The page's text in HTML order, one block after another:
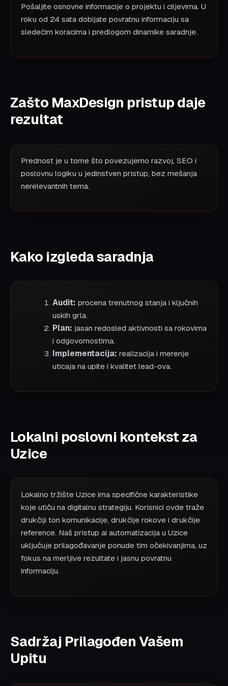
Pošaljite osnovne informacije o projektu i ciljevima. U
roku od 24 sata dobijate povratnu informaciju sa
sledećim koracima i predlogom dinamike saradnje.
Zašto MaxDesign pristup daje
rezultat
Prednost je u tome što povezujemo razvoj, SEO i
poslovnu logiku u jedinstven pristup, bez mešanja
nerelevantnih tema.
Kako izgleda saradnja
Audit: procena trenutnog stanja i ključnih
uskih grla.
Plan: jasan redosled aktivnosti sa rokovima
i odgovornostima.
Implementacija: realizacija i merenje
uticaja na upite i kvalitet lead-ova.
Lokalni poslovni kontekst za
Uzice
Lokalno tržište Uzice ima specifične karakteristike
koje utiču na digitalnu strategiju. Korisnici ovde traže
drukčiji ton komunikacije, drukčije rokove i drukčije
reference. Naš pristup ai automatizacija u Uzice
uključuje prilagođavanje ponude tim očekivanjima, uz
fokus na merljive rezultate i jasnu povratnu
informaciju.
Sadržaj Prilagođen Vašem
Upitu